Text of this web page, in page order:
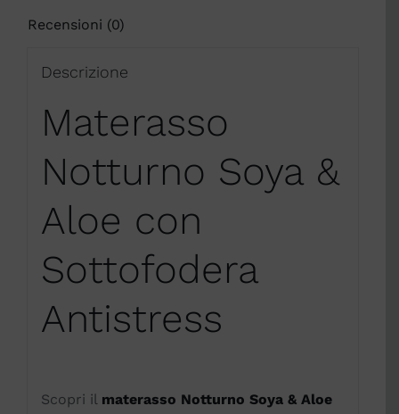
Recensioni (0)
Descrizione
Materasso
Notturno Soya &
Aloe con
Sottofodera
Antistress
Scopri il materasso Notturno Soya & Aloe